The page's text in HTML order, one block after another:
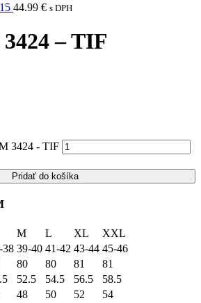
44.99 € s DPH
– TIF
3424 - TIF
Pridať do košíka
M L XL
XXL
38 39-40 41-42 43-44 45-46
80 80 81
81
52.5 54.5 56.5
58.5
48 50 52
54